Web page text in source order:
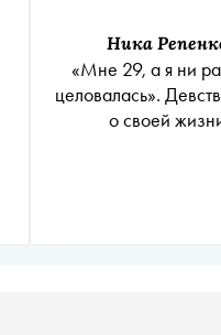
Ника
«Мне 29, а я ни
целовалась».
о своей